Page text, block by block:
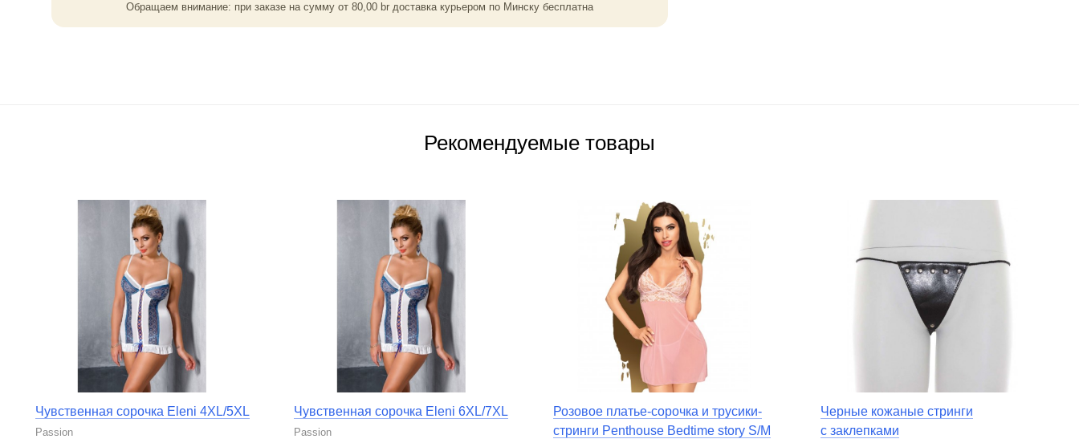
Обращаем внимание: при заказе на сумму от 80,00 br доставка курьером по Минску бесплатна
Рекомендуемые товары
Чувственная сорочка Eleni 4XL/5XL
Passion
Чувственная сорочка Eleni 6XL/7XL
Passion
Розовое платье-сорочка и трусики-
стринги Penthouse Bedtime story S/M
Черные кожаные стринги
с заклепками